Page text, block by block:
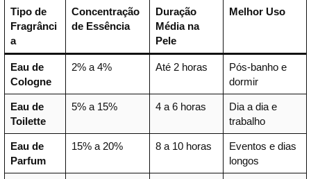
Tipo de
Fragrânci
a
Concentração
de Essência
Duração
Média na
Pele
Melhor Uso
Eau de
Cologne
2% a 4% Até 2 horas
Pós-banho e
dormir
Eau de
Toilette
5% a 15% 4 a 6 horas
Dia a dia e
trabalho
Eau de
Parfum
15% a 20% 8 a 10 horas
Eventos e dias
longos